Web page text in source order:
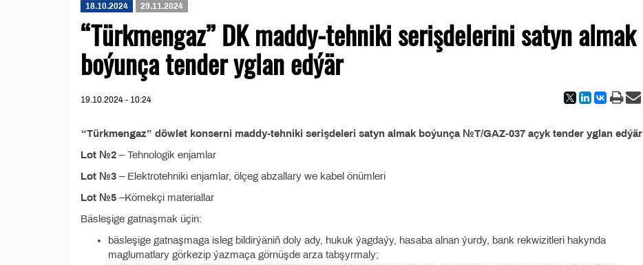
18.10.2024 29.11.2024
“Türkmengaz” DK maddy-tehniki serişdelerini satyn almak
boýunça tender yglan edýär
19.10.2024 - 10:24
“Türkmengaz” döwlet konserni maddy-tehniki serişdeleri satyn almak boýunça №T/GAZ-037 açyk tender yglan edýär
Lot №2 – Tehnologik enjamlar
Lot №3 – Elektrotehniki enjamlar, ölçeg abzallary we kabel önümleri
Lot №5 –Kömekçi materiallar
Bäsleşige gatnaşmak üçin:
bäsleşige gatnaşmaga isleg bildirýäniň doly ady, hukuk ýagdaýy, hasaba alnan ýurdy, bank rekwizitleri hakynda
maglumatlary görkezip ýazmaça görnüşde arza tabşyrmaly;